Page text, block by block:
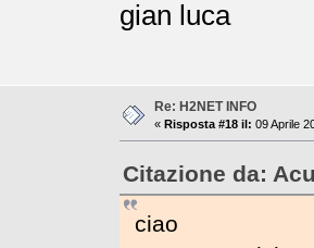
gian luca
Re: H2NET INFO
« Risposta #18 il: 09 Aprile
Citazione da:
ciao